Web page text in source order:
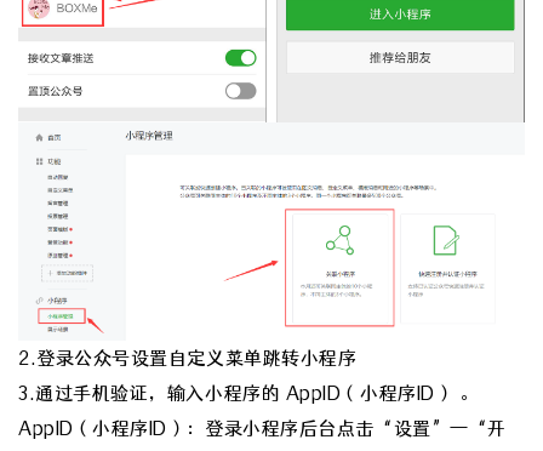
2.登录公众号设置自定义菜单跳转小程序
3.通过手机验证，输入小程序的 AppID（小程序ID） 。
AppID（小程序ID）： 登录小程序后台点击“设置”—“开